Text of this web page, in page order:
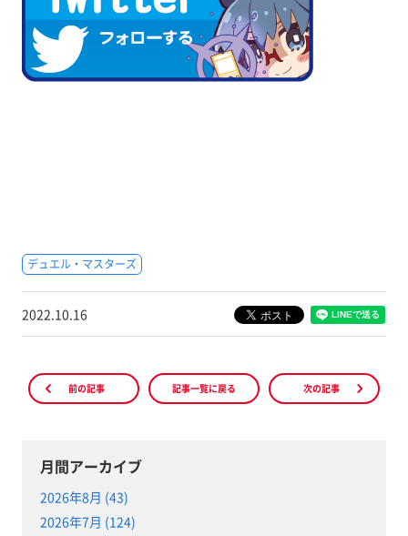
デュエル・マスターズ
2022.10.16
前の記事 記事一覧に戻る 次の記事
月間アーカイブ
2026年8月 (43)
2026年7月 (124)